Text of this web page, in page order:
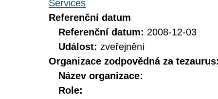
Services
Referenční datum
Referenční datum: 2008-12-03
Událost: zveřejnění
Organizace zodpovědná za
Název organizace:
Role: